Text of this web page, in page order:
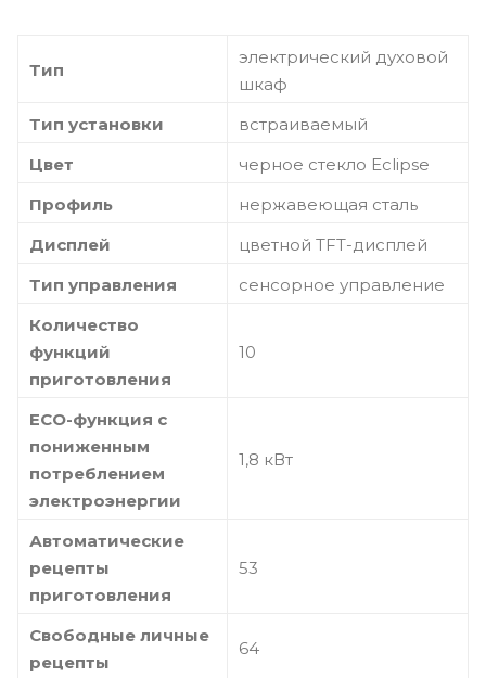
Тип
электрический духовой
шкаф
Тип установки
встраиваемый
Цвет
черное стекло Eclipse
Профиль
нержавеющая сталь
Дисплей
цветной TFT-дисплей
Тип управления
сенсорное управление
Количество
функций
приготовления
10
ECO-функция с
пониженным
потреблением
электроэнергии
1,8 кВт
Автоматические
рецепты
приготовления
53
Свободные личные
рецепты
64